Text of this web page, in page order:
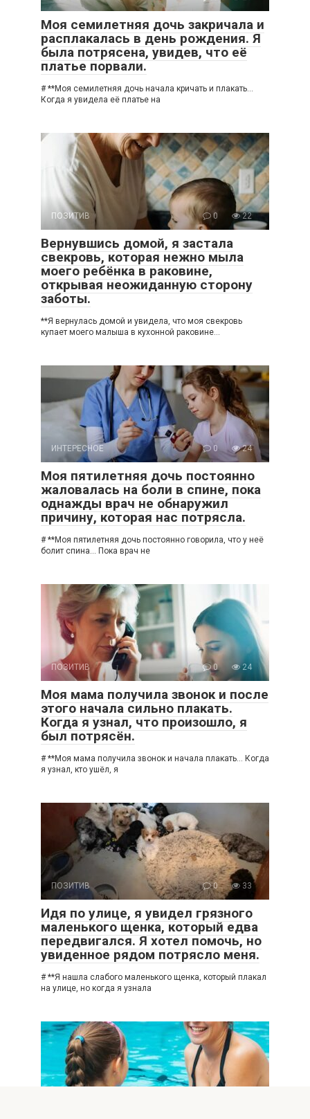
Моя семилетняя дочь закричала и
расплакалась в день рождения. Я
была потрясена, увидев, что её
платье порвали.
# **Моя семилетняя дочь начала кричать и плакать…
Когда я увидела её платье на
ПОЗИТИВ 0 22
Вернувшись домой, я застала
свекровь, которая нежно мыла
моего ребёнка в раковине,
открывая неожиданную сторону
заботы.
**Я вернулась домой и увидела, что моя свекровь
купает моего малыша в кухонной раковине…
ИНТЕРЕСНОЕ 0 24
Моя пятилетняя дочь постоянно
жаловалась на боли в спине, пока
однажды врач не обнаружил
причину, которая нас потрясла.
# **Моя пятилетняя дочь постоянно говорила, что у неё
болит спина… Пока врач не
ПОЗИТИВ 0 24
Моя мама получила звонок и после
этого начала сильно плакать.
Когда я узнал, что произошло, я
был потрясён.
# **Моя мама получила звонок и начала плакать… Когда
я узнал, кто ушёл, я
ПОЗИТИВ 0 33
Идя по улице, я увидел грязного
маленького щенка, который едва
передвигался. Я хотел помочь, но
увиденное рядом потрясло меня.
# **Я нашла слабого маленького щенка, который плакал
на улице, но когда я узнала